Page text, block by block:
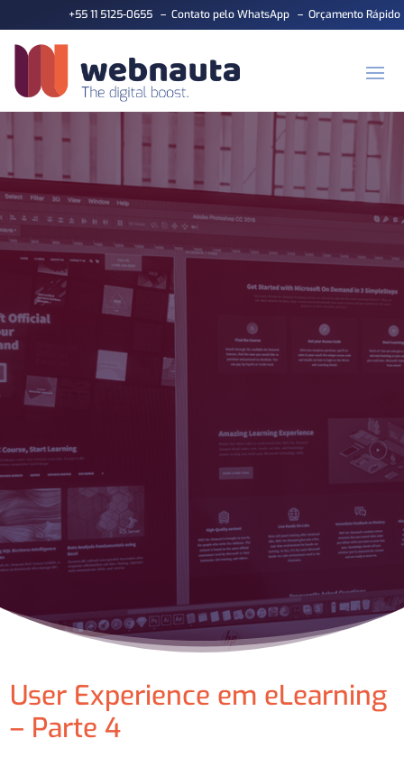
+55 11 5125-0655– Contato pelo WhatsApp– Orçamento Rápido
User Experience em eLearning
– Parte 4